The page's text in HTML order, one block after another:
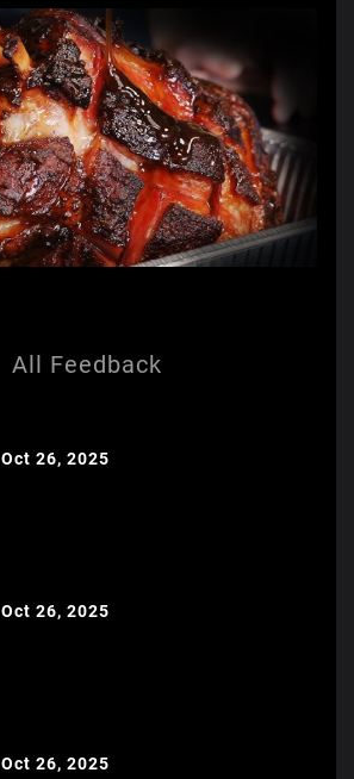
All Feedback
Oct 26, 2025
Oct 26, 2025
Oct 26, 2025